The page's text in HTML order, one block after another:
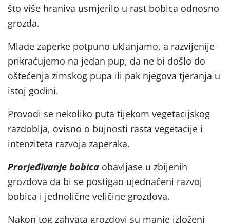
što više hraniva usmjerilo u rast bobica odnosno
grozda.
Mlade zaperke potpuno uklanjamo, a razvijenije
prikraćujemo na jedan pup, da ne bi došlo do
oštećenja zimskog pupa ili pak njegova tjeranja u
istoj godini.
Provodi se nekoliko puta tijekom vegetacijskog
razdoblja, ovisno o bujnosti rasta vegetacije i
intenziteta razvoja zaperaka.
Prorjeđivanje bobica obavljase u zbijenih
grozdova da bi se postigao ujednačeni razvoj
bobica i jednolične veličine grozdova.
Nakon tog zahvata grozdovi su manje izloženi